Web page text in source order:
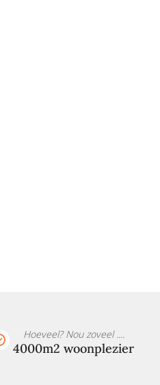
Hoeveel? Nou zoveel ....
4000m2 woonplezier